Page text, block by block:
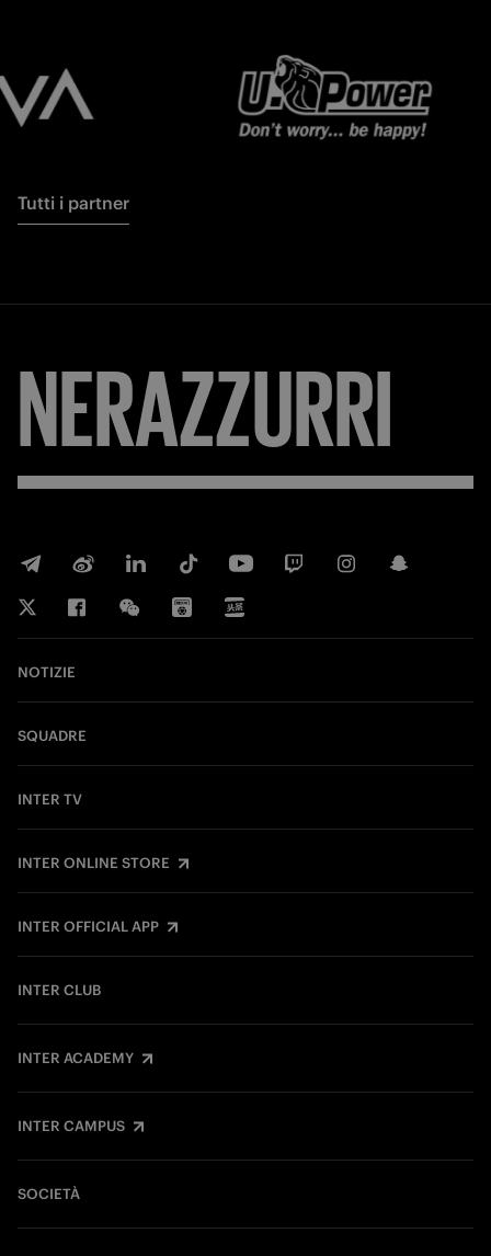
Tutti i partner
NERAZZURRI
NOTIZIE
SQUADRE
INTER TV
INTER ONLINE STORE
INTER OFFICIAL APP
INTER CLUB
INTER ACADEMY
INTER CAMPUS
SOCIETÀ